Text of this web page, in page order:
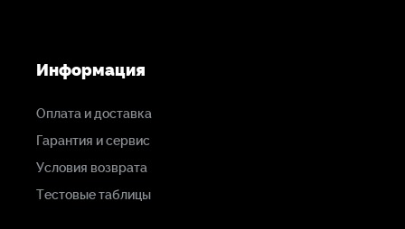
Информация
Оплата и доставка
Гарантия и сервис
Условия возврата
Тестовые таблицы